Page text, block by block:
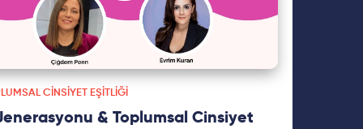
CINSIYET EŞITLIĞI
& Toplumsal Cinsiyet